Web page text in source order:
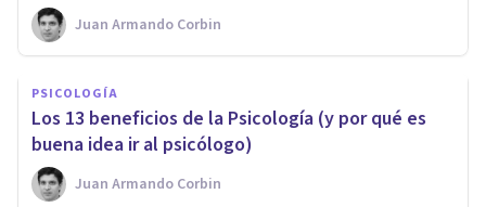
Juan Armando Corbin
PSICOLOGÍA
Los 13 beneficios de la Psicología (y por qué es
buena idea ir al psicólogo)
Juan Armando Corbin
PSICOLOGÍA
El problema de sentirse vacío
Tomás Santa Cecilia